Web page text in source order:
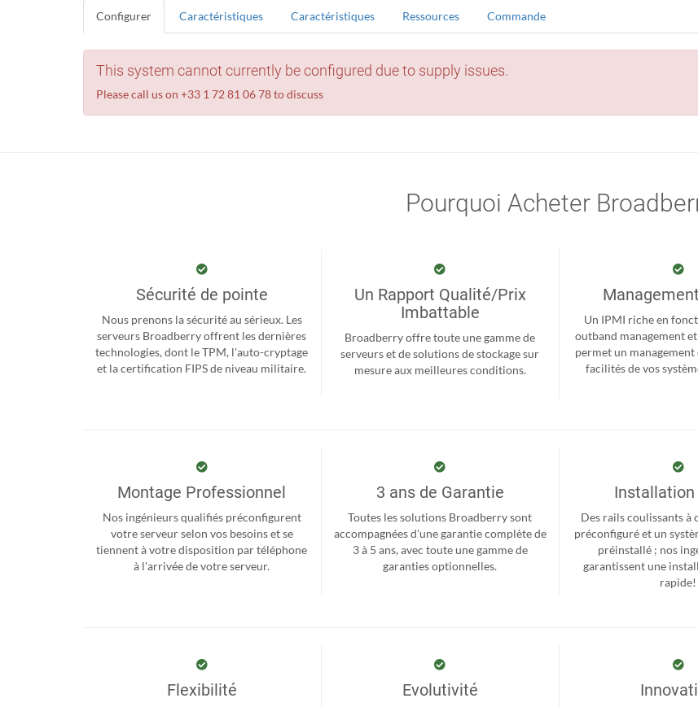
Configurer Caractéristiques Caractéristiques Ressources Commande
This system cannot currently be configured due to supply issues.
Please call us on +33 1 72 81 06 78 to discuss
Pourquoi Acheter
Sécurité de pointe
Nous prenons la sécurité au sérieux. Les
serveurs Broadberry offrent les dernières
technologies, dont le TPM, l'auto-cryptage
et la certification FIPS de niveau militaire.
Un Rapport Qualité/Prix
Imbattable
Broadberry offre toute une gamme de
serveurs et de solutions de stockage sur
mesure aux meilleures conditions.
Un IPMI riche en
outband management
permet un
facilités de vos
Montage Professionnel
Nos ingénieurs qualifiés préconfigurent
votre serveur selon vos besoins et se
tiennent à votre disposition par téléphone
à l'arrivée de votre serveur.
3 ans de Garantie
Toutes les solutions Broadberry sont
accompagnées d'une garantie complète de
3 à 5 ans, avec toute une gamme de
garanties optionnelles.
Installation
Des rails coulissants à
préconfiguré et un
préinstallé ; nos
garantissent une
rapide!
Flexibilité Evolutivité